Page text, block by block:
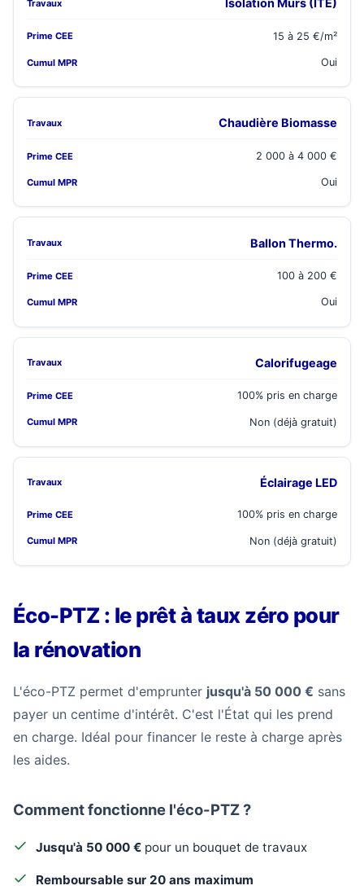
Isolation Murs (ITE)
15 à 25 €/m²
Oui
Chaudière Biomasse
2 000 à 4 000 €
Oui
Ballon Thermo.
100 à 200 €
Oui
Calorifugeage
100% pris en charge
Non (déjà gratuit)
Éclairage LED
100% pris en charge
Non (déjà gratuit)
Éco-PTZ : le prêt à taux zéro pour
la rénovation
L'éco-PTZ permet d'emprunter jusqu'à 50 000 € sans
payer un centime d'intérêt. C'est l'État qui les prend
en charge. Idéal pour financer le reste à charge après
les aides.
Comment fonctionne l'éco-PTZ ?
Jusqu'à 50 000 € pour un bouquet de travaux
Remboursable sur 20 ans maximum